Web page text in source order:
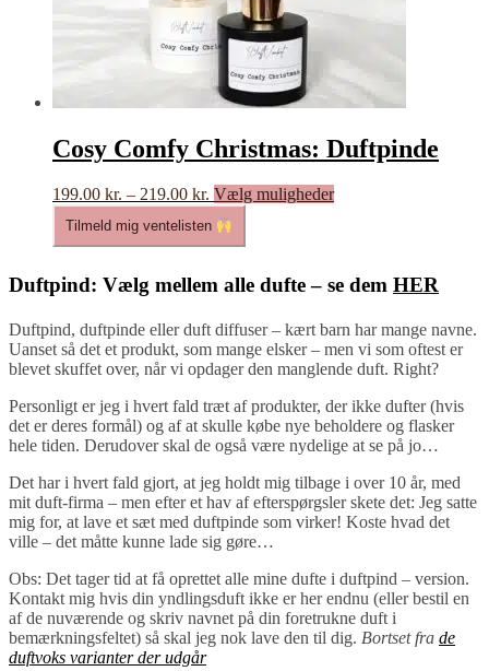
Cosy Comfy Christmas: Duftpinde
199.00 kr. – 219.00 kr. Prisinterval:
199.00 kr.
til
219.00 kr.
Vælg mulighederDette
Mulighederne
vælges
på
varesiden
Tilmeld mig ventelisten
Duftpind: Vælg mellem alle dufte – se dem HER
Duftpind, duftpinde eller duft diffuser – kært barn har mange navne.
Uanset så det et produkt, som mange elsker – men vi som oftest er
blevet skuffet over, når vi opdager den manglende duft. Right?
Personligt er jeg i hvert fald træt af produkter, der ikke dufter (hvis
det er deres formål) og af at skulle købe nye beholdere og flasker
hele tiden. Derudover skal de også være nydelige at se på jo…
Det har i hvert fald gjort, at jeg holdt mig tilbage i over 10 år, med
mit duft-firma – men efter et hav af efterspørgsler skete det: Jeg satte
mig for, at lave et sæt med duftpinde som virker! Koste hvad det
ville – det måtte kunne lade sig gøre…
Obs: Det tager tid at få oprettet alle mine dufte i duftpind – version.
Kontakt mig hvis din yndlingsduft ikke er her endnu (eller bestil en
af de nuværende og skriv navnet på din foretrukne duft i
bemærkningsfeltet) så skal jeg nok lave den til dig. Bortset fra de
duftvoks varianter der udgår